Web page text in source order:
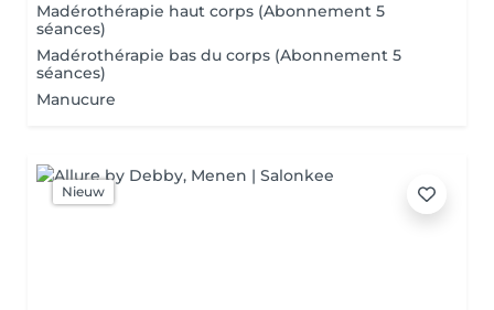
Madérothérapie haut corps (Abonnement 5
séances)
Madérothérapie bas du corps (Abonnement 5
séances)
Manucure
Nieuw